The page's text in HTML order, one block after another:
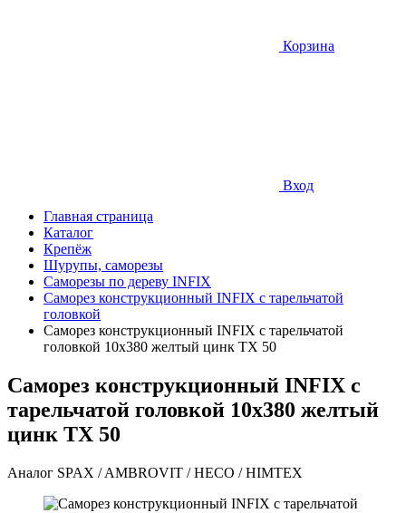
Корзина
Вход
Главная страница
Каталог
Крепёж
Шурупы, саморезы
Саморезы по дереву INFIX
Саморез конструкционный INFIX с тарельчатой
головкой
Саморез конструкционный INFIX с тарельчатой
головкой 10х380 желтый цинк TX 50
Саморез конструкционный INFIX с
тарельчатой головкой 10х380 желтый
цинк TX 50
Аналог SPAX / AMBROVIT / HECO / HIMTEX